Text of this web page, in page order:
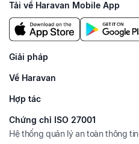
Tải về Haravan Mobile App
Giải pháp
Về Haravan
Hợp tác
Chứng chỉ ISO 27001
Hệ thống quản lý an toàn thông tin